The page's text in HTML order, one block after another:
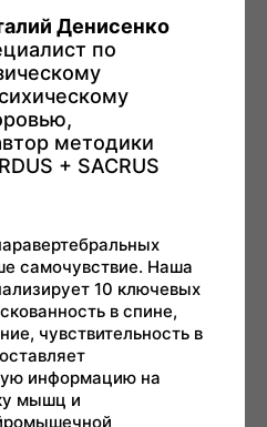
Денисенко
по
методики
+ SACRUS
самочувствие. Наша
10 ключевых
в спине,
чувствительность в
информацию на
мышц и